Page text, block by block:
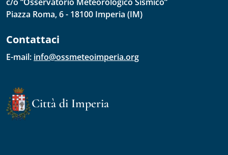
Piazza Roma, 6 - 18100 Imperia (IM)
Contattaci
E-mail: info@ossmeteoimperia.org
Città di Imperia